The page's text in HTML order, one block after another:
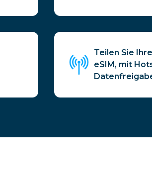
Teilen Sie
eSIM, mit